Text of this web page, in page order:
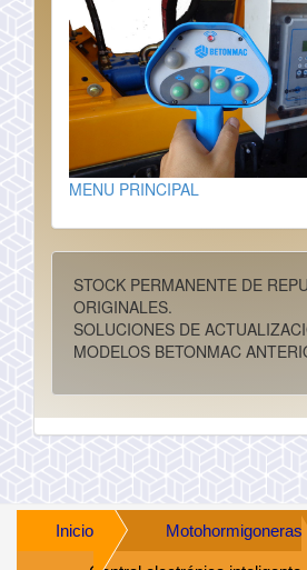
MENU PRINCIPAL
STOCK PERMANENTE DE
ORIGINALES.
SOLUCIONES DE
MODELOS BETONMAC
Inicio Motohormigoneras